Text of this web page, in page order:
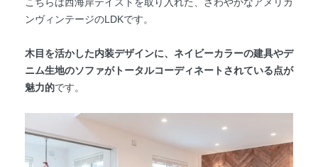
こちらは西海岸テイストを取り入れた、さわやかなアメリカ
ンヴィンテージのLDKです。
木目を活かした内装デザインに、ネイビーカラーの建具やデ
ニム生地のソファがトータルコーディネートされている点が
魅力的です。